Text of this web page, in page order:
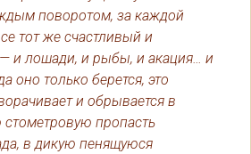
поворотом, за каждой
тот же счастливый и
и лошади, и рыбы, и акация… и
оно только берется, это
и обрывается в
пропасть
в дикую пенящуюся